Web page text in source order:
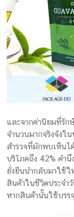
และจากค่านิยมที่รัก
จำนวนมากจริงจังใ
สำรวจที่มักพบเห็นไ
บริโภคถึง 42% คำ
ยั่งยืนนำกลับมาใช้
สินค้าในชีวิตประจำ
หากสินค้านั้นใช้บร